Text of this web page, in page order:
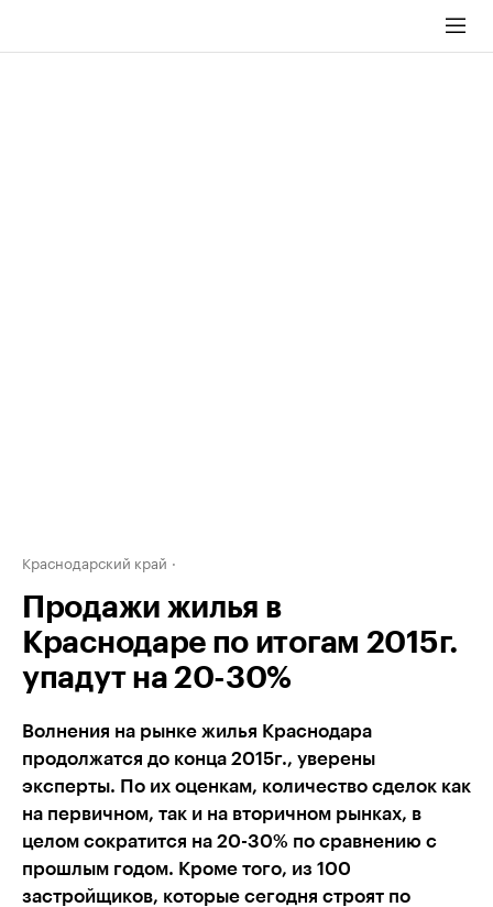
Краснодарский край
Продажи жилья в
Краснодаре по итогам 2015г.
упадут на 20-30%
Волнения на рынке жилья Краснодара
продолжатся до конца 2015г., уверены
эксперты. По их оценкам, количество сделок как
на первичном, так и на вторичном рынках, в
целом сократится на 20-30% по сравнению с
прошлым годом. Кроме того, из 100
застройщиков, которые сегодня строят по